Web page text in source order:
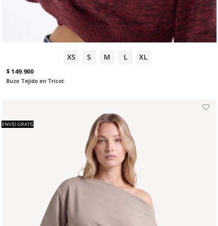
XS S M L XL
$ 149.900
Buzo Tejido en Tricot
ENVÍO GRATIS